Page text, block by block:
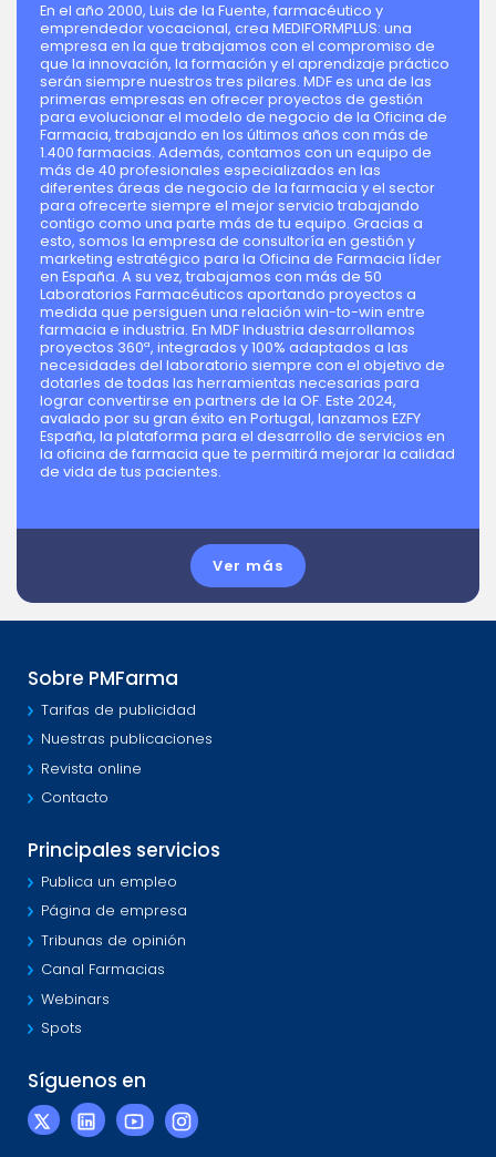
En el año 2000, Luis de la Fuente, farmacéutico y
emprendedor vocacional, crea MEDIFORMPLUS: una
empresa en la que trabajamos con el compromiso de
que la innovación, la formación y el aprendizaje práctico
serán siempre nuestros tres pilares. MDF es una de las
primeras empresas en ofrecer proyectos de gestión
para evolucionar el modelo de negocio de la Oficina de
Farmacia, trabajando en los últimos años con más de
1.400 farmacias. Además, contamos con un equipo de
más de 40 profesionales especializados en las
diferentes áreas de negocio de la farmacia y el sector
para ofrecerte siempre el mejor servicio trabajando
contigo como una parte más de tu equipo. Gracias a
esto, somos la empresa de consultoría en gestión y
marketing estratégico para la Oficina de Farmacia líder
en España. A su vez, trabajamos con más de 50
Laboratorios Farmacéuticos aportando proyectos a
medida que persiguen una relación win-to-win entre
farmacia e industria. En MDF Industria desarrollamos
proyectos 360ª, integrados y 100% adaptados a las
necesidades del laboratorio siempre con el objetivo de
dotarles de todas las herramientas necesarias para
lograr convertirse en partners de la OF. Este 2024,
avalado por su gran éxito en Portugal, lanzamos EZFY
España, la plataforma para el desarrollo de servicios en
la oficina de farmacia que te permitirá mejorar la calidad
de vida de tus pacientes.
Ver más
Sobre PMFarma
Tarifas de publicidad
Nuestras publicaciones
Revista online
Contacto
Principales servicios
Publica un empleo
Página de empresa
Tribunas de opinión
Canal Farmacias
Webinars
Spots
Síguenos en